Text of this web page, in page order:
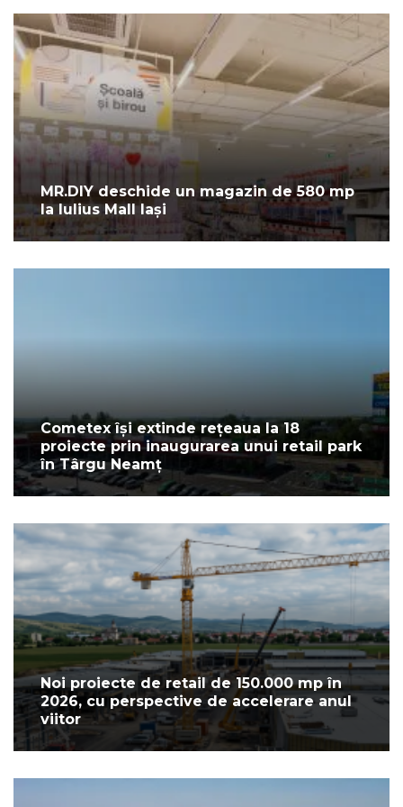
MR.DIY deschide un magazin de 580 mp
la Iulius Mall Iași
Cometex își extinde rețeaua la 18
proiecte prin inaugurarea unui retail park
în Târgu Neamț
Noi proiecte de retail de 150.000 mp în
2026, cu perspective de accelerare anul
viitor